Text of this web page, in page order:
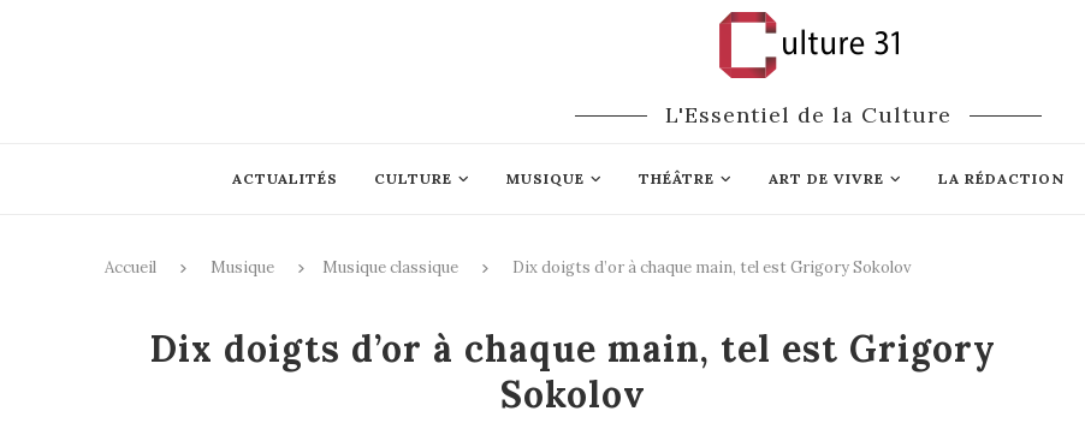
L'Essentiel de la Culture
ACTUALITÉS CULTURE MUSIQUE THÉÂTRE ART DE VIVRE LA RÉDACTION
Accueil Musique Musique classique Dix doigts d’or à chaque main, tel est Grigory Sokolov
Dix doigts d’or à chaque main, tel est Grigory
Sokolov